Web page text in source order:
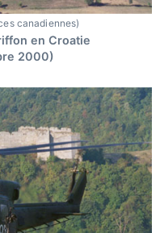
canadiennes)
en Croatie
2000)